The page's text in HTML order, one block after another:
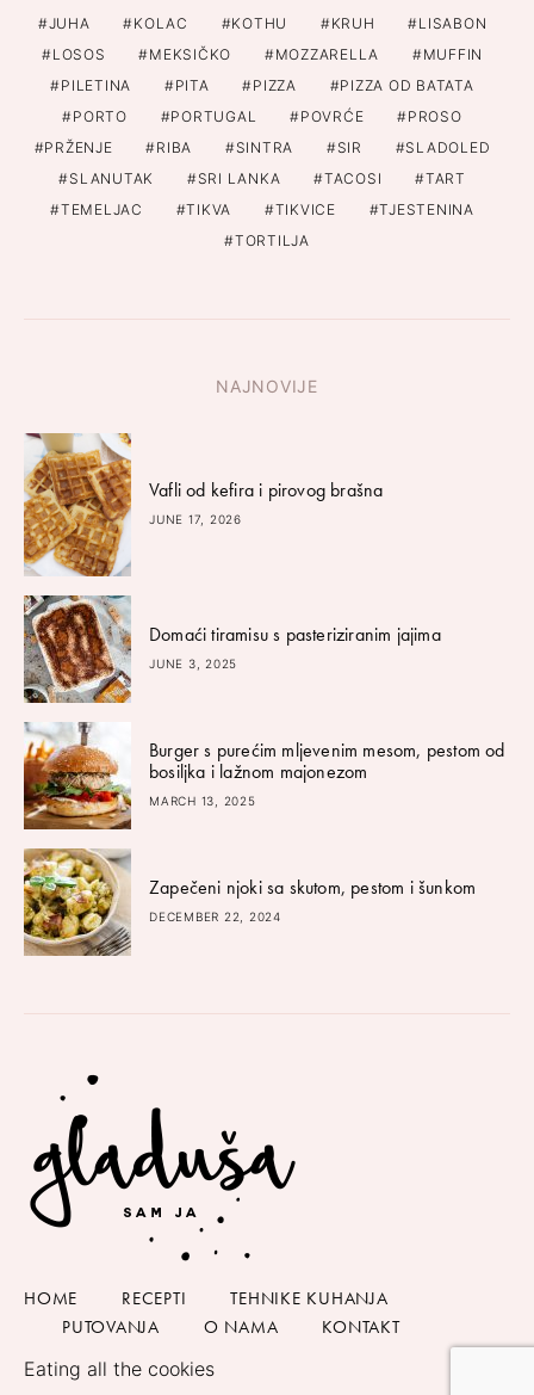
JUHA
KOLAC KOTHU KRUH
LISABON
LOSOS
MEKSIČKO MOZZARELLA
MUFFIN
PILETINA
PITA PIZZA
PIZZA OD BATATA
PORTO
PORTUGAL POVRĆE
PROSO
PRŽENJE
RIBA SINTRA SIR
SLADOLED
SLANUTAK
SRI LANKA TACOSI
TART
TEMELJAC
TIKVA TIKVICE
TJESTENINA
TORTILJA
NAJNOVIJE
Vafli od kefira i pirovog brašna
JUNE 17, 2026
Domaći tiramisu s pasteriziranim jajima
JUNE 3, 2025
Burger s purećim mljevenim mesom, pestom od
bosiljka i lažnom majonezom
MARCH 13, 2025
Zapečeni njoki sa skutom, pestom i šunkom
DECEMBER 22, 2024
HOME RECEPTI
TEHNIKE KUHANJA
PUTOVANJA
O NAMA
KONTAKT
Eating all the cookies